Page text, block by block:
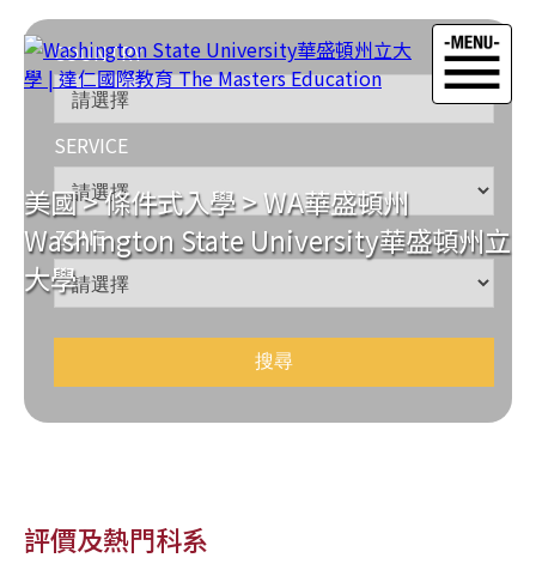
美國>條件式入學>WA華盛頓州
Washington State University華盛頓州立
大學
COUNTRY
SERVICE
ZONE
評價及熱門科系